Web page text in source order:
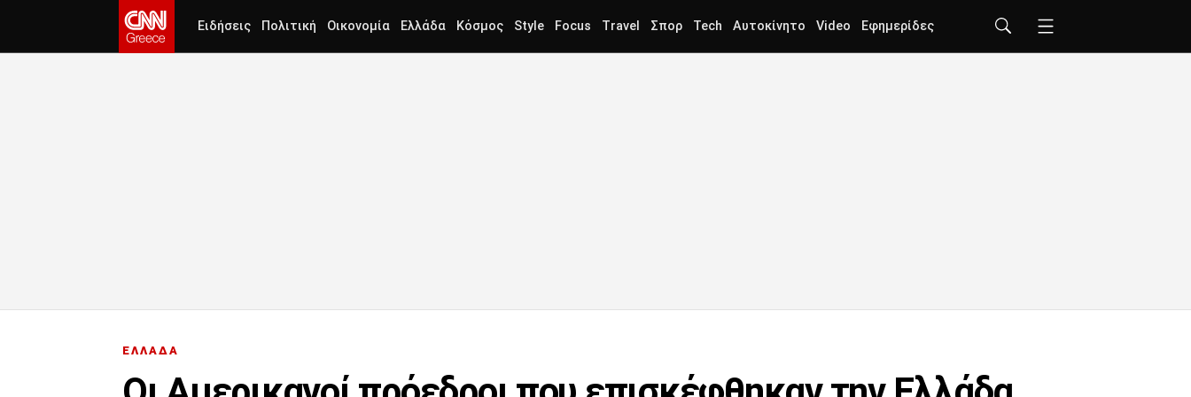
Ειδήσεις Πολιτική Οικονομία Ελλάδα Κόσμος Style Focus Travel Σπορ Tech Αυτοκίνητο Video Εφημερίδες
ΕΛΛΑΔΑ